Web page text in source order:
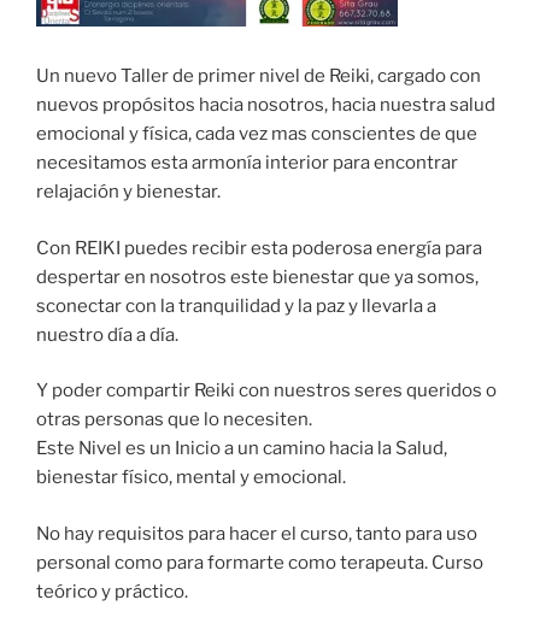
Un nuevo Taller de primer nivel de Reiki, cargado con
nuevos propósitos hacia nosotros, hacia nuestra salud
emocional y física, cada vez mas conscientes de que
necesitamos esta armonía interior para encontrar
relajación y bienestar.
Con REIKI puedes recibir esta poderosa energía para
despertar en nosotros este bienestar que ya somos,
sconectar con la tranquilidad y la paz y llevarla a
nuestro día a día.
Y poder compartir Reiki con nuestros seres queridos o
otras personas que lo necesiten.
Este Nivel es un Inicio a un camino hacia la Salud,
bienestar físico, mental y emocional.
No hay requisitos para hacer el curso, tanto para uso
personal como para formarte como terapeuta. Curso
teórico y práctico.